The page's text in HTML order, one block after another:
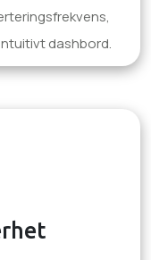
dashbord.